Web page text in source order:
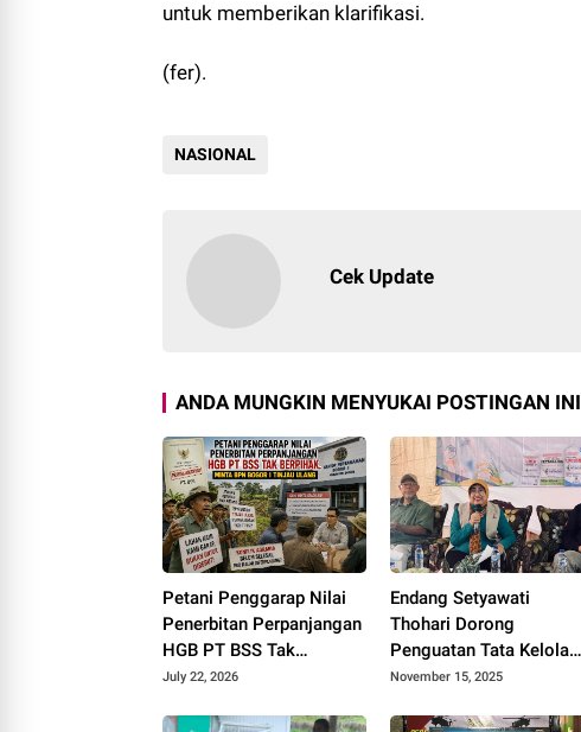
untuk memberikan klarifikasi.
(fer).
NASIONAL
Cek Update
ANDA MUNGKIN MENYUKAI POSTINGAN INI
Petani Penggarap Nilai
Penerbitan Perpanjangan
HGB PT BSS Tak
Berpihak, Minta BPN
July 22, 2026
Endang Setyawati
Thohari Dorong
Penguatan Tata Kelola
Pupuk Bersubsidi di
November 15, 2025